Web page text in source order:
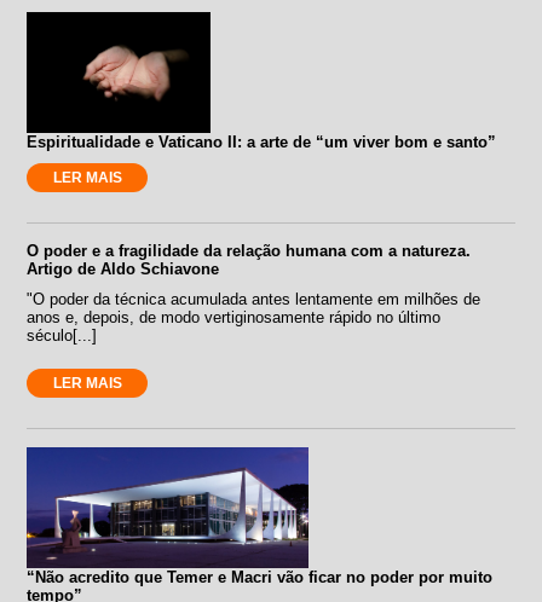
Espiritualidade e Vaticano II: a arte de “um viver bom e santo”
LER MAIS
O poder e a fragilidade da relação humana com a natureza.
Artigo de Aldo Schiavone
"O poder da técnica acumulada antes lentamente em milhões de
anos e, depois, de modo vertiginosamente rápido no último
século[...]
LER MAIS
“Não acredito que Temer e Macri vão ficar no poder por muito
tempo”